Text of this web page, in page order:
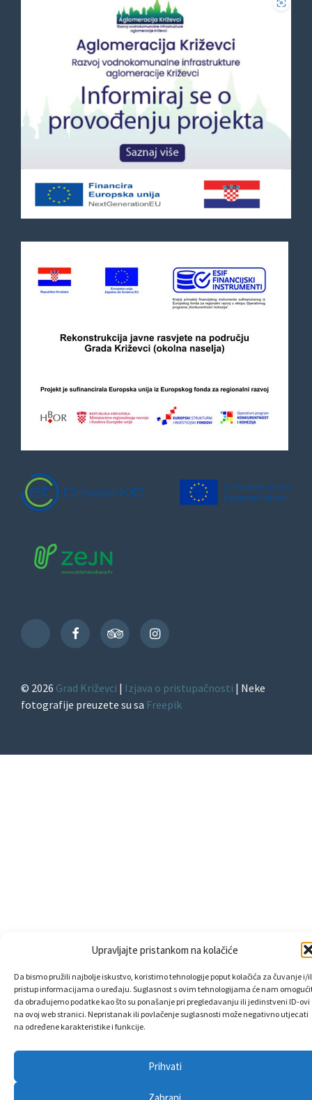
Upravljajte pristankom na kolačiće
Da bismo pružili najbolje iskustvo, koristimo tehnologije poput kolačića za čuvanje i/
pristup informacijama o uređaju. Suglasnost s ovim tehnologijama će nam
da obrađujemo podatke kao što su ponašanje pri pregledavanju ili jedinstveni ID-ovi
na ovoj web stranici. Nepristanak ili povlačenje suglasnosti može negativno utjecati
na određene karakteristike i funkcije.
Prihvati
Zabrani
TikTok
FacebookTripAdvisorInstagram
© 2026 Grad Križevci | Izjava o pristupačnosti | Neke
fotografije preuzete su sa Freepik